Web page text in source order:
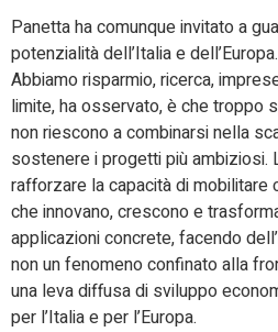
Panetta ha comunque invitato a
potenzialità dell’Italia e
Abbiamo risparmio, ricerca,
limite, ha osservato, è che troppo
non riescono a combinarsi nella
sostenere i progetti più ambiziosi.
rafforzare la capacità di
che innovano, crescono e
applicazioni concrete, facendo
non un fenomeno confinato alla
una leva diffusa di sviluppo
per l’Italia e per l’Europa.